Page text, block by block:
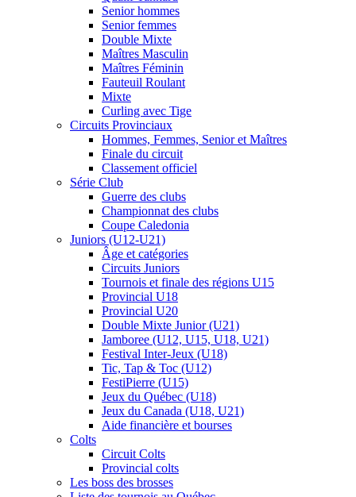
Senior hommes
Senior femmes
Double Mixte
Maîtres Masculin
Maîtres Féminin
Fauteuil Roulant
Mixte
Curling avec Tige
Circuits Provinciaux
Hommes, Femmes, Senior et Maîtres
Finale du circuit
Classement officiel
Série Club
Guerre des clubs
Championnat des clubs
Coupe Caledonia
Juniors (U12-U21)
Âge et catégories
Circuits Juniors
Tournois et finale des régions U15
Provincial U18
Provincial U20
Double Mixte Junior (U21)
Jamboree (U12, U15, U18, U21)
Festival Inter-Jeux (U18)
Tic, Tap & Toc (U12)
FestiPierre (U15)
Jeux du Québec (U18)
Jeux du Canada (U18, U21)
Aide financière et bourses
Colts
Circuit Colts
Provincial colts
Les boss des brosses